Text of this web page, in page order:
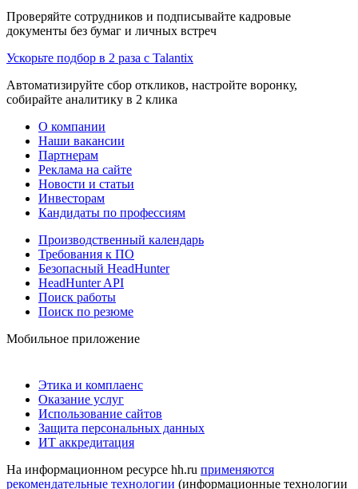
Проверяйте сотрудников и подписывайте кадровые
документы без бумаг и личных встреч
Ускорьте подбор в 2 раза с Talantix
Автоматизируйте сбор откликов, настройте воронку,
собирайте аналитику в 2 клика
О компании
Наши вакансии
Партнерам
Реклама на сайте
Новости и статьи
Инвесторам
Кандидаты по профессиям
Производственный календарь
Требования к ПО
Безопасный HeadHunter
HeadHunter API
Поиск работы
Поиск по резюме
Мобильное приложение
Этика и комплаенс
Оказание услуг
Использование сайтов
Защита персональных данных
ИТ аккредитация
На информационном ресурсе hh.ru применяются
рекомендательные технологии (информационные технологии